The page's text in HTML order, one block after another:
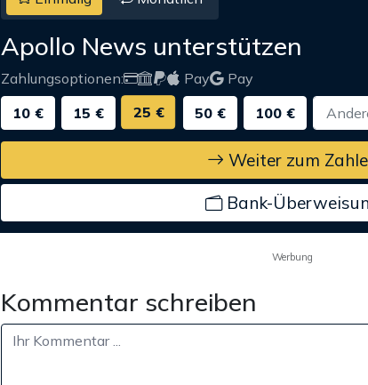
Apollo News unterstützen
Zahlungsoptionen: Pay
Pay
10 €
15 € 25 € 50 € 100 €
Weiter zum
Bank-
Werbung
Kommentar schreiben